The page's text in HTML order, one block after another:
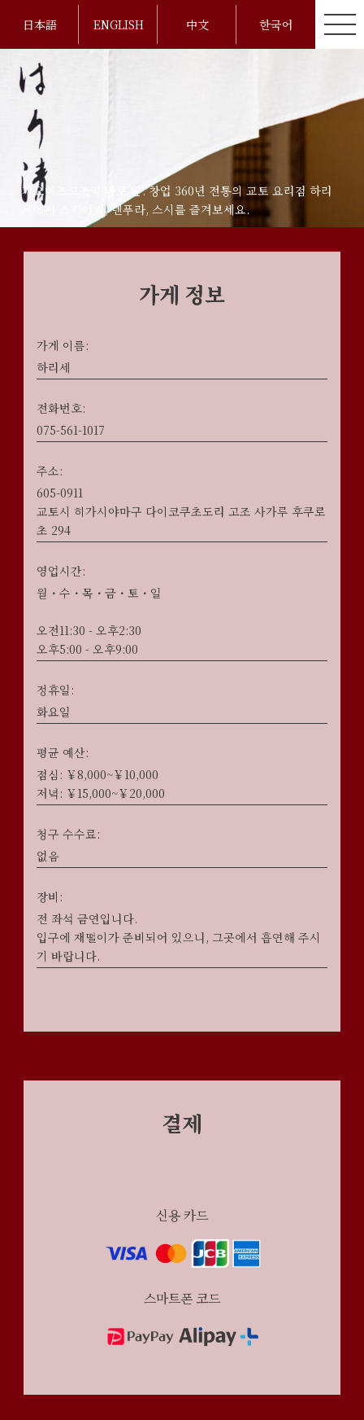
日本語 ENGLISH 中文 한국어
기요미즈고조역 바로 앞. 창업 360년 전통의 교토 요리점 하리
세에서 스키야키, 덴푸라, 스시를 즐겨보세요.
가게 정보
가게 이름:
하리세
전화번호:
075-561-1017
주소:
605-0911
교토시 히가시야마구 다이코쿠초도리 고조 사가루 후쿠로
초 294
영업시간:
월・수・목・금・토・일
오전11:30 - 오후2:30
오후5:00 - 오후9:00
정휴일:
화요일
평균 예산:
점심: ￥8,000~￥10,000
저녁: ￥15,000~￥20,000
청구 수수료:
없음
장비:
전 좌석 금연입니다.
입구에 재떨이가 준비되어 있으니, 그곳에서 흡연해 주시
기 바랍니다.
결제
신용 카드
스마트폰 코드